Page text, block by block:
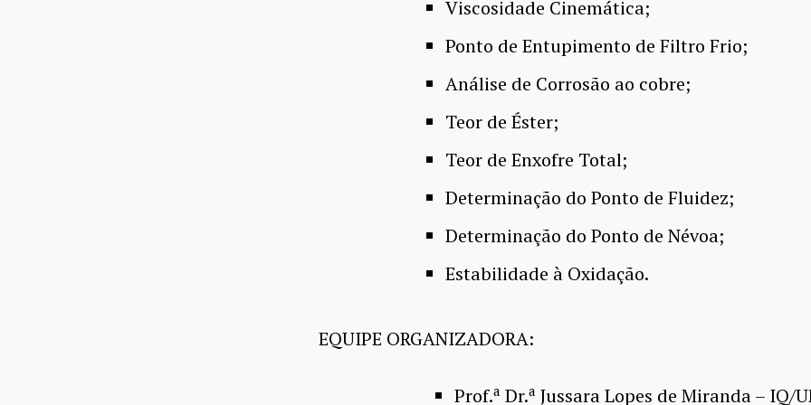
Viscosidade Cinemática;
Ponto de Entupimento de Filtro Frio;
Análise de Corrosão ao cobre;
Teor de Éster;
Teor de Enxofre Total;
Determinação do Ponto de Fluidez;
Determinação do Ponto de Névoa;
Estabilidade à Oxidação.
EQUIPE ORGANIZADORA:
Prof.a Dr.a Jussara Lopes de Miranda – IQ/